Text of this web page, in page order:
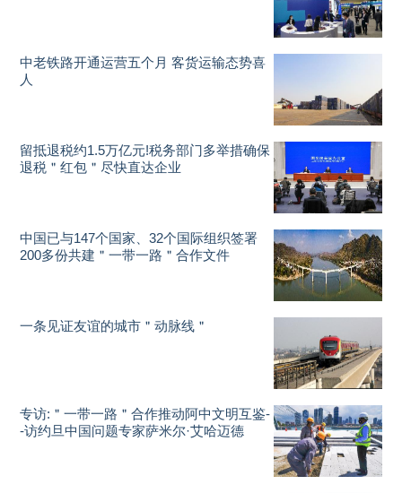
中老铁路开通运营五个月 客货运输态势喜
人
留抵退税约1.5万亿元!税务部门多举措确保
退税＂红包＂尽快直达企业
中国已与147个国家、32个国际组织签署
200多份共建＂一带一路＂合作文件
一条见证友谊的城市＂动脉线＂
专访:＂一带一路＂合作推动阿中文明互鉴-
-访约旦中国问题专家萨米尔·艾哈迈德